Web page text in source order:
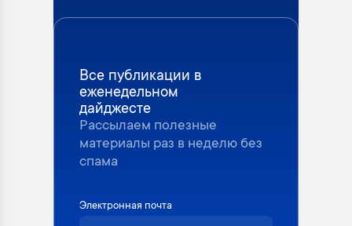
Все публикации в
еженедельном
дайджесте
Рассылаем полезные
материалы раз в неделю без
спама
Электронная почта